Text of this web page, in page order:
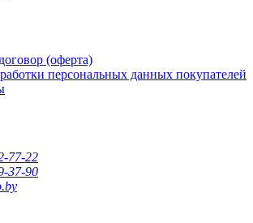
(оферта)
персональных данных покупателей
77-22
37-90